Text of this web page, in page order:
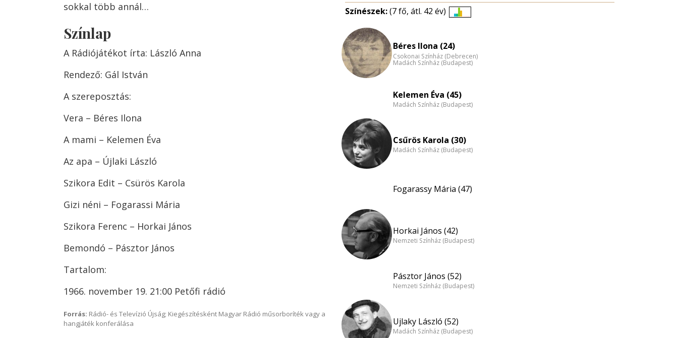
sokkal több annál…
Színlap
A Rádiójátékot írta: László Anna
Rendező: Gál István
A szereposztás:
Vera – Béres Ilona
A mami – Kelemen Éva
Az apa – Újlaki László
Szikora Edit – Csürös Karola
Gizi néni – Fogarassi Mária
Szikora Ferenc – Horkai János
Bemondó – Pásztor János
Tartalom:
1966. november 19. 21:00 Petőfi rádió
Forrás: Rádió- és Televízió Újság; Kiegészítésként Magyar Rádió műsorboríték vagy a
hangjáték konferálása
Színészek:(7 fő, átl. 42 év)
Béres Ilona (24)
Csokonai Színház (Debrecen)
Madách Színház (Budapest)
Kelemen Éva (45)
Madách Színház (Budapest)
Csűrös Karola (30)
Madách Színház (Budapest)
Fogarassy Mária (47)
Horkai János (42)
Nemzeti Színház (Budapest)
Pásztor János (52)
Nemzeti Színház (Budapest)
Ujlaky László (52)
Madách Színház (Budapest)